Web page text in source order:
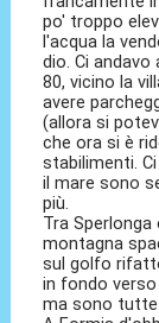
po' troppo
l'acqua la
dio. Ci
80, vicino la
avere
(allora si
che ora si è
stabilimenti.
il mare sono
più.
Tra
montagna
sul golfo
in fondo
ma sono tutte